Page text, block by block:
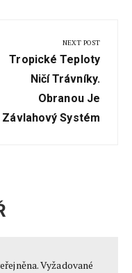
NEXT POST
Next
Post:
Tropické Teploty
Ničí Trávníky.
Obranou Je
Závlahový Systém
Vyžadované